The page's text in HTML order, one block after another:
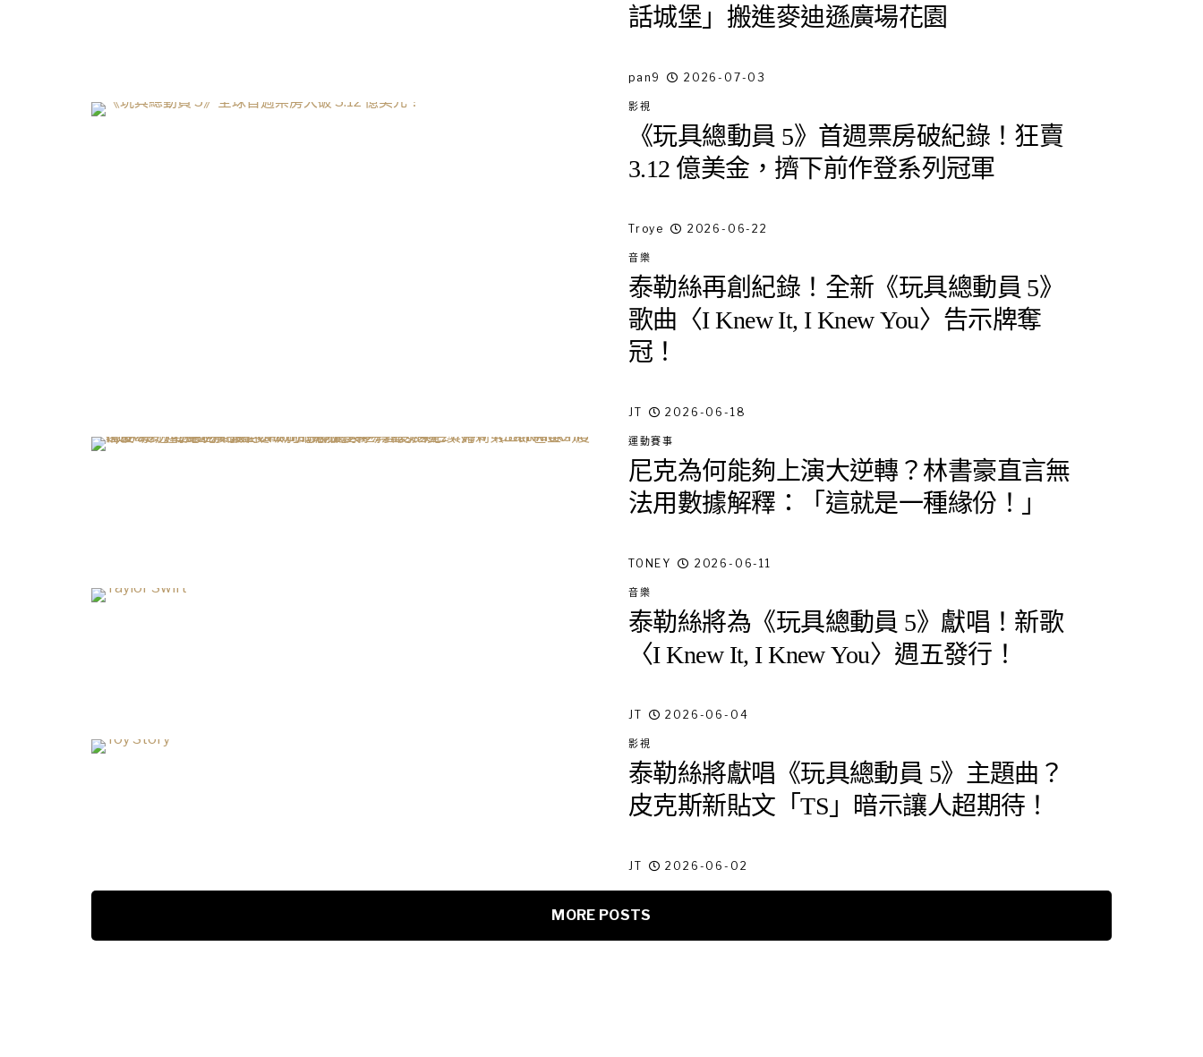
話城堡」搬進麥迪遜廣場花園
pan9 2026-07-03
影視
《玩具總動員 5》首週票房破紀錄！狂賣
3.12 億美金，擠下前作登系列冠軍
Troye 2026-06-22
音樂
泰勒絲再創紀錄！全新《玩具總動員 5》
歌曲〈I Knew It, I Knew You〉告示牌奪
冠！
JT 2026-06-18
運動賽事
尼克為何能夠上演大逆轉？林書豪直言無
法用數據解釋：「這就是一種緣份！」
TONEY 2026-06-11
音樂
泰勒絲將為《玩具總動員 5》獻唱！新歌
〈I Knew It, I Knew You〉週五發行！
JT 2026-06-04
影視
泰勒絲將獻唱《玩具總動員 5》主題曲？
皮克斯新貼文「TS」暗示讓人超期待！
JT 2026-06-02
MORE POSTS